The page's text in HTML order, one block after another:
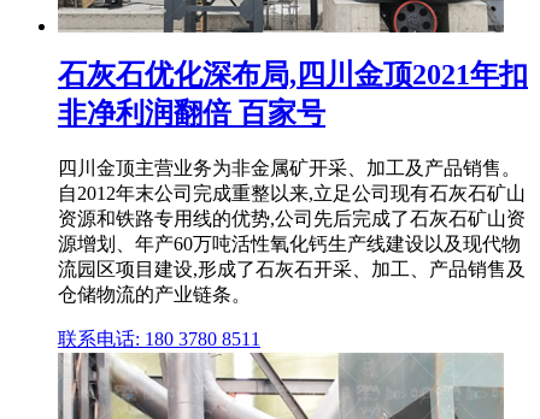
石灰石优化深布局,四川金顶2021年扣
非净利润翻倍 百家号
四川金顶主营业务为非金属矿开采、加工及产品销售。
自2012年末公司完成重整以来,立足公司现有石灰石矿山
资源和铁路专用线的优势,公司先后完成了石灰石矿山资
源增划、年产60万吨活性氧化钙生产线建设以及现代物
流园区项目建设,形成了石灰石开采、加工、产品销售及
仓储物流的产业链条。
联系电话: 180 3780 8511